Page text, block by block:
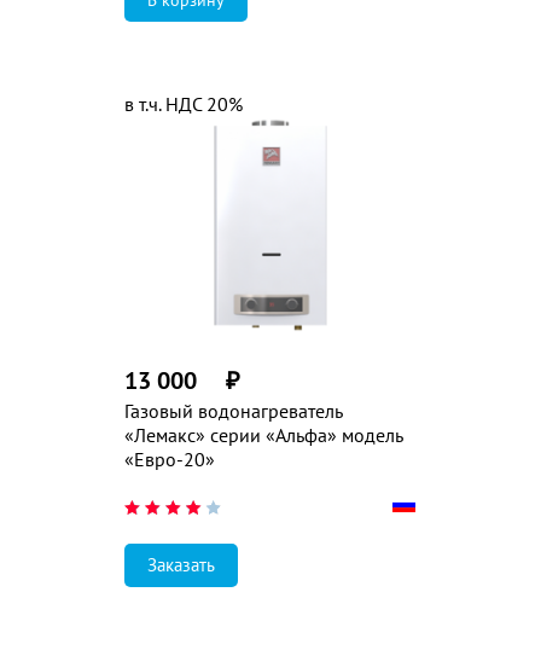
Газовый водонагреватель
«Лемакс» серии «Альфа» модель
«Евро-20»
13 000 ₽
в т.ч. НДС 20%
Заказать